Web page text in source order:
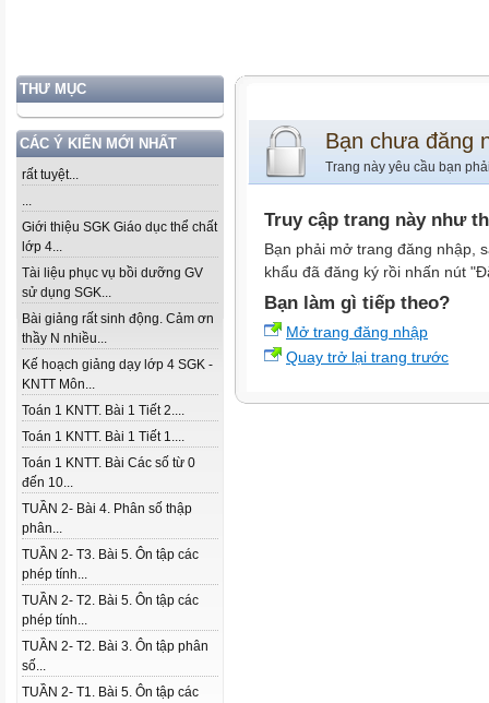
THƯ MỤC
CÁC Ý KIẾN MỚI NHẤT
rất tuyệt...
...
Giới thiệu SGK Giáo dục thể chất
lớp 4...
Tài liệu phục vụ bồi dưỡng GV
sử dụng SGK...
Bài giảng rất sinh động. Cảm ơn
thầy N nhiều...
Kế hoạch giảng dạy lớp 4 SGK -
KNTT Môn...
Toán 1 KNTT. Bài 1 Tiết 2....
Toán 1 KNTT. Bài 1 Tiết 1....
Toán 1 KNTT. Bài Các số từ 0
đến 10...
TUẦN 2- Bài 4. Phân số thập
phân...
TUẦN 2- T3. Bài 5. Ôn tập các
phép tính...
TUẦN 2- T2. Bài 5. Ôn tập các
phép tính...
TUẦN 2- T2. Bài 3. Ôn tập phân
số...
TUẦN 2- T1. Bài 5. Ôn tập các
Bạn chưa đăng
Trang này yêu cầu bạn
Truy cập trang này như
Bạn phải mở trang đăng nhập,
khẩu đã đăng ký rồi nhấn nút
Bạn làm gì tiếp theo?
Mở trang đăng nhập
Quay trở lại trang trước